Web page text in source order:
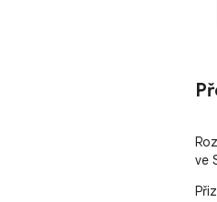
ve